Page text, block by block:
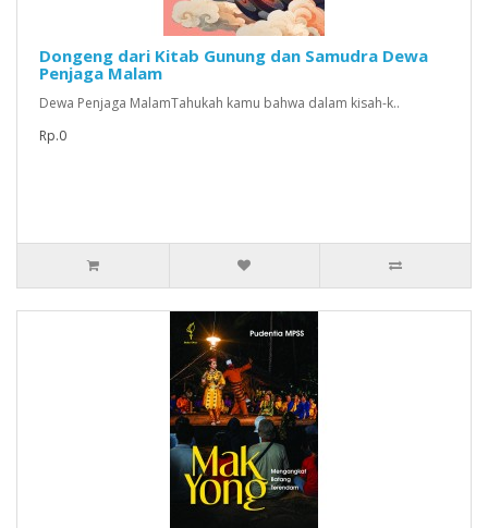
Dongeng dari Kitab Gunung dan Samudra Dewa
Penjaga Malam
Dewa Penjaga MalamTahukah kamu bahwa dalam kisah-k..
Rp.0